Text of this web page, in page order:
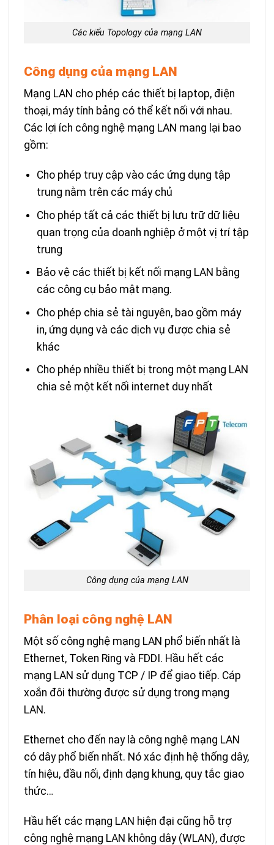
Các kiểu Topology của mạng LAN
Công dụng của mạng LAN
Mạng LAN cho phép các thiết bị laptop, điện
thoại, máy tính bảng có thể kết nối với nhau.
Các lợi ích công nghệ mạng LAN mang lại bao
gồm:
Cho phép truy cập vào các ứng dụng tập
trung nằm trên các máy chủ
Cho phép tất cả các thiết bị lưu trữ dữ liệu
quan trọng của doanh nghiệp ở một vị trí tập
trung
Bảo vệ các thiết bị kết nối mạng LAN bằng
các công cụ bảo mật mạng.
Cho phép chia sẻ tài nguyên, bao gồm máy
in, ứng dụng và các dịch vụ được chia sẻ
khác
Cho phép nhiều thiết bị trong một mạng LAN
chia sẻ một kết nối internet duy nhất
Công dụng của mạng LAN
Phân loại công nghệ LAN
Một số công nghệ mạng LAN phổ biến nhất là
Ethernet, Token Ring và FDDI. Hầu hết các
mạng LAN sử dụng TCP / IP để giao tiếp. Cáp
xoắn đôi thường được sử dụng trong mạng
LAN.
Ethernet cho đến nay là công nghệ mạng LAN
có dây phổ biến nhất. Nó xác định hệ thống dây,
tín hiệu, đầu nối, định dạng khung, quy tắc giao
thức…
Hầu hết các mạng LAN hiện đại cũng hỗ trợ
công nghệ mạng LAN không dây (WLAN), được